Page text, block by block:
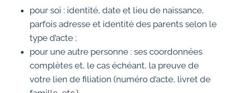
pour soi : identité, date et lieu de naissance,
parfois adresse et identité des parents selon le
type d’acte ;
pour une autre personne : ses coordonnées
complètes et, le cas échéant, la preuve de
votre lien de filiation (numéro d’acte, livret de